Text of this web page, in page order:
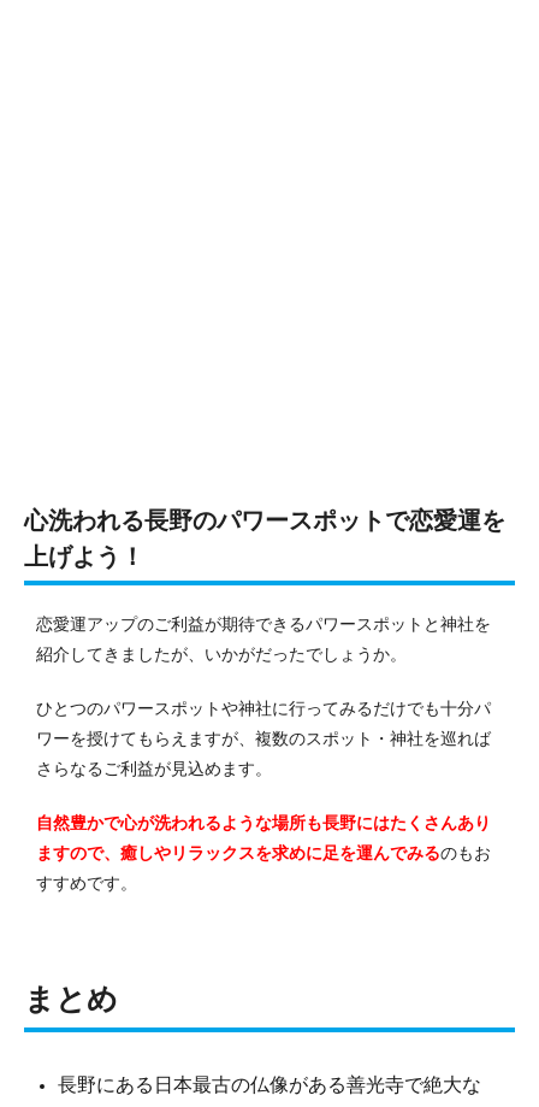
心洗われる長野のパワースポットで恋愛運を
上げよう！
恋愛運アップのご利益が期待できるパワースポットと神社を
紹介してきましたが、いかがだったでしょうか。
ひとつのパワースポットや神社に行ってみるだけでも十分パ
ワーを授けてもらえますが、複数のスポット・神社を巡れば
さらなるご利益が見込めます。
自然豊かで心が洗われるような場所も長野にはたくさんあり
ますので、癒しやリラックスを求めに足を運んでみるのもお
すすめです。
まとめ
長野にある日本最古の仏像がある善光寺で絶大な